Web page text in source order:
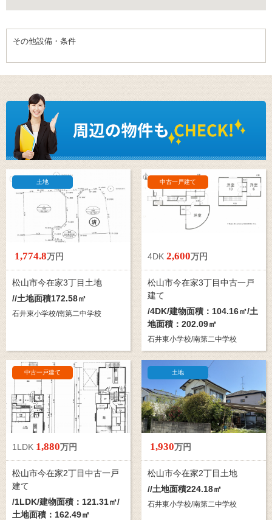
その他設備・条件
土地
1,774.8万円
松山市今在家3丁目土地
//土地面積172.58㎡
石井東小学校/南第二中学校
中古一戸建て
4DK 2,600万円
松山市今在家3丁目中古一戸
建て
/4DK/建物面積：104.16㎡/土
地面積：202.09㎡
石井東小学校/南第二中学校
中古一戸建て
1LDK 1,880万円
松山市今在家2丁目中古一戸
建て
/1LDK/建物面積：121.31㎡/
土地面積：162.49㎡
土地
1,930万円
松山市今在家2丁目土地
//土地面積224.18㎡
石井東小学校/南第二中学校